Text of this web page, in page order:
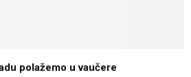
polažemo u vaučere